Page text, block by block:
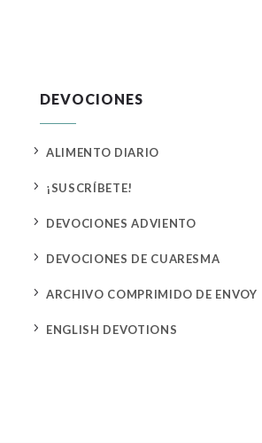
DEVOCIONES
5 ALIMENTO DIARIO
5 ¡SUSCRÍBETE!
5 DEVOCIONES ADVIENTO
5 DEVOCIONES DE CUARESMA
5 ARCHIVO COMPRIMIDO DE ENVOY
5 ENGLISH DEVOTIONS